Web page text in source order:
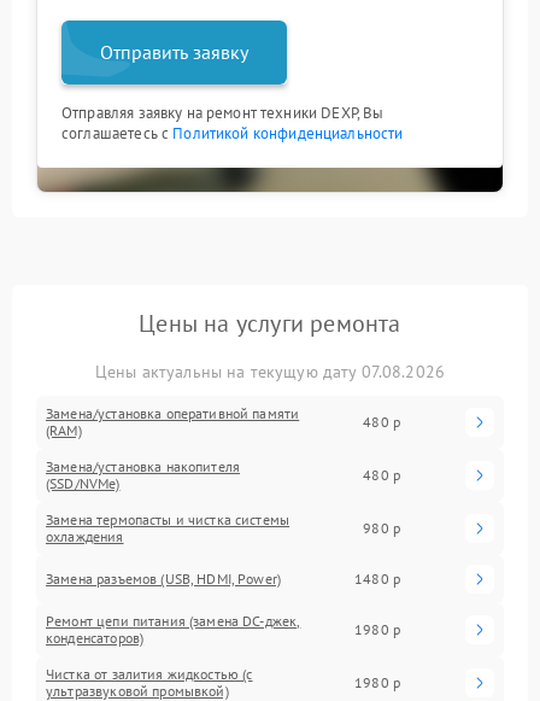
Отправить заявку
Отправляя заявку на ремонт техники DEXP, Вы
соглашаетесь с Политикой конфиденциальности
Цены на услуги ремонта
Цены актуальны на текущую дату 07.08.2026
Замена/установка оперативной памяти
(RAM)
480 р
Замена/установка накопителя
(SSD/NVMe)
480 р
Замена термопасты и чистка системы
охлаждения
980 р
Замена разъемов (USB, HDMI, Power) 1480 р
Ремонт цепи питания (замена DC-джек,
конденсаторов)
1980 р
Чистка от залития жидкостью (с
ультразвуковой промывкой)
1980 р